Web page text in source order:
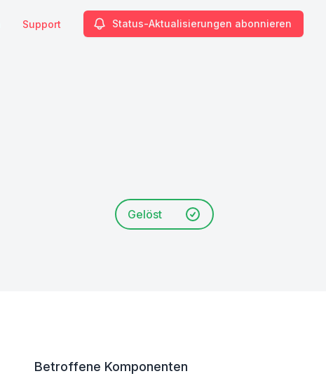
Support Status-Aktualisierungen abonnieren
Gelöst
Betroffene Komponenten